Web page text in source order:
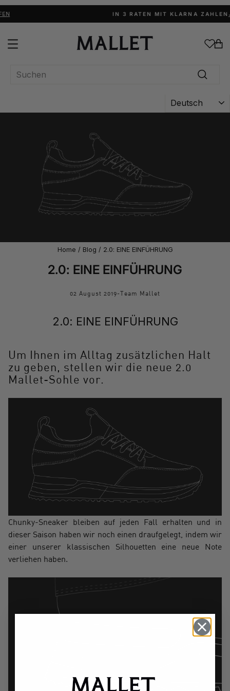
Direkt
zum
Inhalt
IN 3 RATEN MIT KLARNA ZAHLEN
SEITENNAVIGATION
Home / Blog / 2.0: EINE EINFÜHRUNG
2.0: EINE EINFÜHRUNG
02 August 2019-Team Mallet
2.0: EINE EINFÜHRUNG
Um Ihnen im Alltag zusätzlichen Halt
zu geben, stellen wir die neue 2.0
Mallet-Sohle vor.
Chunky-Sneaker bleiben auf jeden Fall erhalten und in
dieser Saison haben wir noch einen draufgelegt, indem wir
einer unserer klassischen Silhouetten eine neue Note
verliehen haben.